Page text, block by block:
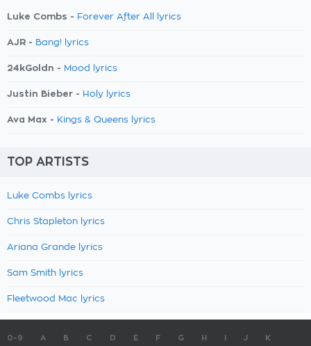
Luke Combs - Forever After All lyrics
AJR - Bang! lyrics
24kGoldn - Mood lyrics
Justin Bieber - Holy lyrics
Ava Max - Kings & Queens lyrics
TOP ARTISTS
Luke Combs lyrics
Chris Stapleton lyrics
Ariana Grande lyrics
Sam Smith lyrics
Fleetwood Mac lyrics
0-9 A B C D E F G H J K